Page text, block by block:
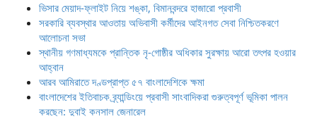
ভিসার মেয়াদ-ফ্লাইট নিয়ে শঙ্কা, বিমানবন্দরে হাজারো প্রবাসী
সরকারি ব্যবস্থার আওতায় অভিবাসী কর্মীদের আইনগত সেবা নিশ্চিতকরণে
আলোচনা সভা
স্থানীয় গণমাধ্যমকে প্রান্তিক নৃ-গোষ্ঠীর অধিকার সুরক্ষায় আরো তৎপর হওয়ার
আহ্বান
আরব আমিরাতে দণ্ডপ্রাপ্ত ৫৭ বাংলাদেশিকে ক্ষমা
বাংলাদেশের ইতিবাচক ব্র্যান্ডিংয়ে প্রবাসী সাংবাদিকরা গুরুত্বপূর্ণ ভূমিকা পালন
করছেন: দুবাই কনসাল জেনারেল